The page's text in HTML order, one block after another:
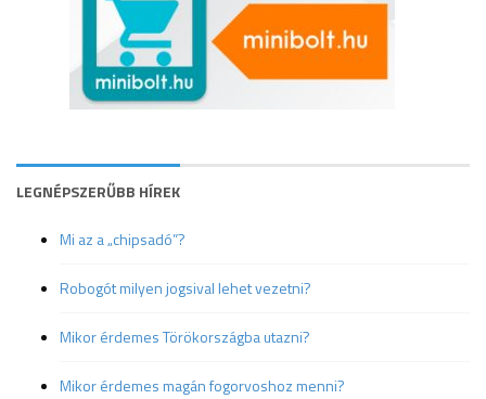
LEGNÉPSZERŰBB HÍREK
Mi az a „chipsadó”?
Robogót milyen jogsival lehet vezetni?
Mikor érdemes Törökországba utazni?
Mikor érdemes magán fogorvoshoz menni?